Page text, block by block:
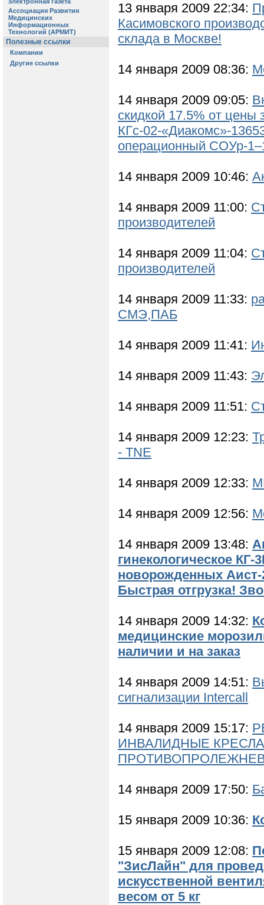
13 января 2009 22:34:
Касимовского
склада в Москве!
14 января 2009 08:36:
14 января 2009 09:05:
скидкой 17.5% от цены
КГс-02-«Диакомс»-
операционный СОУр-
14 января 2009 10:46:
14 января 2009 11:00:
производителей
14 января 2009 11:04:
производителей
14 января 2009 11:33:
СМЭ,ПАБ
14 января 2009 11:41:
14 января 2009 11:43:
14 января 2009 11:51:
14 января 2009 12:23:
- TNE
14 января 2009 12:33:
14 января 2009 12:56:
14 января 2009 13:48:
гинекологическое
новорожденных
Быстрая отгрузка!
14 января 2009 14:32:
медицинские
наличии и на заказ
14 января 2009 14:51:
сигнализации Intercall
14 января 2009 15:17:
ИНВАЛИДНЫЕ
14 января 2009 17:50:
15 января 2009 10:36:
15 января 2009 12:08:
"ЗисЛайн" для
искусственной
весом от 5 кг